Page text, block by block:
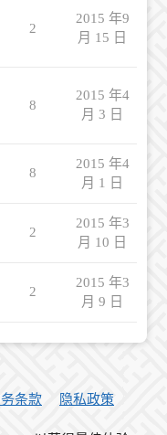
2
2015 年9
月 15 日
8
2015 年4
月 3 日
8
2015 年4
月 1 日
2
2015 年3
月 10 日
2
2015 年3
月 9 日
条款 隐私政策